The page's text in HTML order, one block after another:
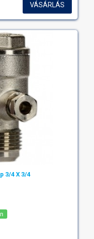
VÁSÁRLÁS
3/4 X 3/4